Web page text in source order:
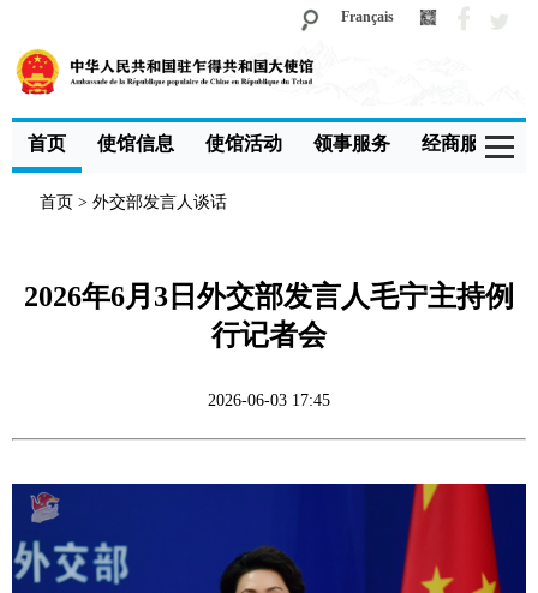
Français
首页 使馆信息 使馆活动 领事服务 经商服务
首页 > 外交部发言人谈话
2026年6月3日外交部发言人毛宁主持例
行记者会
2026-06-03 17:45